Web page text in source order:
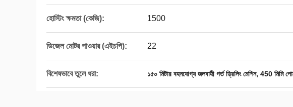
হোস্টিং ক্ষমতা (কেজি): 1500
ডিজেল মোটর পাওয়ার (এইচপি): 22
বিশেষভাবে তুলে ধরা: ১৫০ মিটার বহনযোগ্য জলবাহী গর্ত ড্রিলিং মেশিন, 450 মিমি